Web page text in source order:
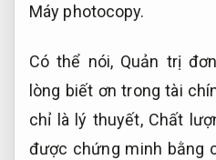
Máy photocopy.
Có thể nói, Quản trị
lòng biết ơn trong tài
chỉ là lý thuyết, Chất
được chứng minh bằng